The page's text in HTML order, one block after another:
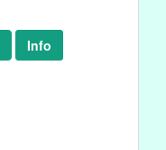
Info